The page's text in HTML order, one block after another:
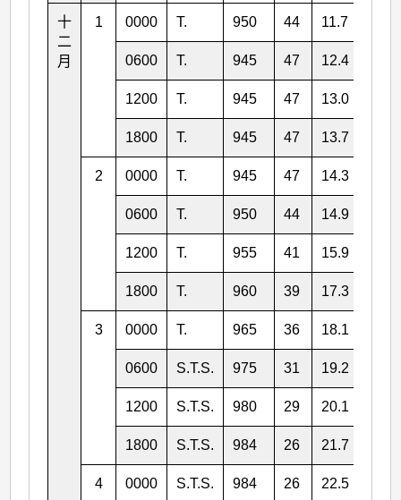
十
二
月
1 0000 T. 950 44 11.7
0600 T. 945 47 12.4
1200 T. 945 47 13.0
1800 T. 945 47 13.7
2 0000 T. 945 47 14.3
0600 T. 950 44 14.9
1200 T. 955 41 15.9
1800 T. 960 39 17.3
3 0000 T. 965 36 18.1
0600 S.T.S. 975 31 19.2
1200 S.T.S. 980 29 20.1
1800 S.T.S. 984 26 21.7
4 0000 S.T.S. 984 26 22.5